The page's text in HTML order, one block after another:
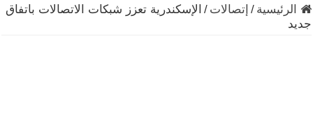
الرئيسية / إتصالات /
الإسكندرية تعزز شبكات الاتصالات باتفاق
جديد